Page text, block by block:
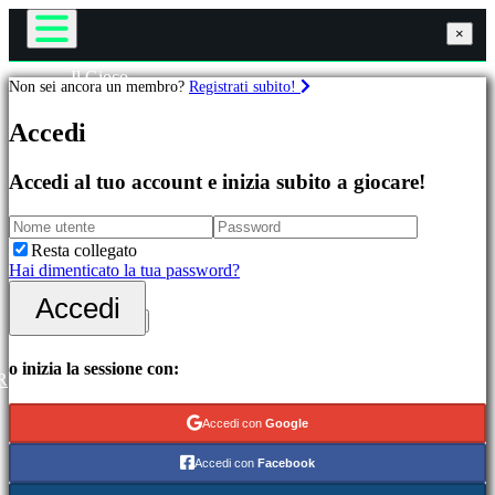
In
evidenza
Novità
Free
to
Play
Categorie
Giochi
azione
di
Giochi
Il Gioco
Gameplay
Notizie
Guide
Forum
Negozio
Accedi
Registrati
×
Non sei ancora un membro? Registrati subito!
Accedi
Accedi al tuo account e inizia subito a giocare!
Resta collegato
Hai dimenticato la tua password?
Accedi
o inizia la sessione con:
Accedi con Google
Accedi con Facebook
×
×